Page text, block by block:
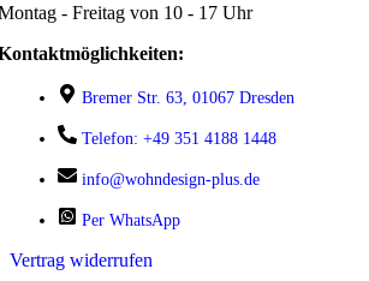
- Freitag von 10 - 17 Uhr
Bremer Str. 63, 01067 Dresden
Telefon: +49 351 4188 1448
info@wohndesign-plus.de
Per WhatsApp
Vertrag widerrufen